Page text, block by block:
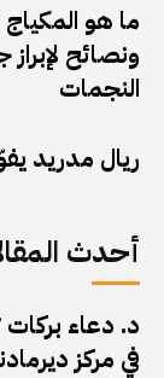
ما هو
ونصائح
النجمات
ريال مدريد
أحدث
د. دعاء
في مركز